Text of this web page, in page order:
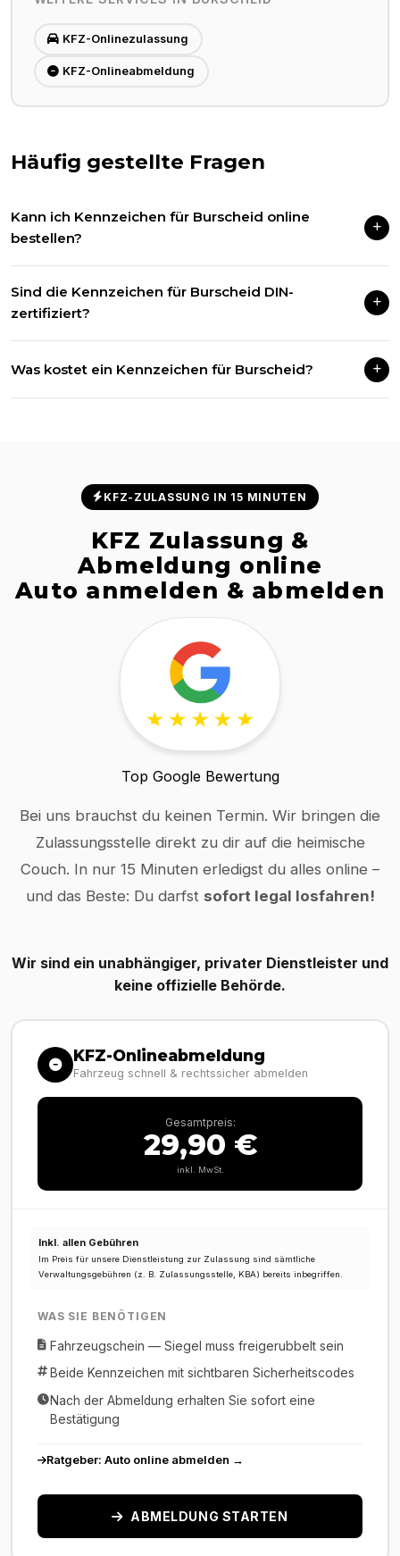
KFZ-Onlinezulassung
KFZ-Onlineabmeldung
Häufig gestellte Fragen
Kann ich Kennzeichen für Burscheid online
bestellen?
Zulassungsbezirke, inklusive Burscheid, per DHL in 1–3
Werktagen.
Sind die Kennzeichen für Burscheid DIN-
zertifiziert?
gültigen DIN-Norm und sind für alle deutschen
Zulassungsstellen zugelassen.
Was kostet ein Kennzeichen für Burscheid?
KFZ-ZULASSUNG IN 15 MINUTEN
KFZ Zulassung &
Abmeldung online
Auto anmelden & abmelden
Top Google Bewertung
Bei uns brauchst du keinen Termin. Wir bringen die
Zulassungsstelle direkt zu dir auf die heimische
Couch. In nur 15 Minuten erledigst du alles online –
und das Beste: Du darfst sofort legal losfahren!
Wir sind ein unabhängiger, privater Dienstleister und
keine offizielle Behörde.
KFZ-Onlineabmeldung
Fahrzeug schnell & rechtssicher abmelden
Gesamtpreis:
29,90 €
inkl. MwSt.
Inkl. allen Gebühren
Im Preis für unsere Dienstleistung zur Zulassung sind sämtliche
Verwaltungsgebühren (z. B. Zulassungsstelle, KBA) bereits inbegriffen.
WAS SIE BENÖTIGEN
Fahrzeugschein — Siegel muss freigerubbelt sein
Beide Kennzeichen mit sichtbaren Sicherheitscodes
Nach der Abmeldung erhalten Sie sofort eine
Bestätigung
Ratgeber: Auto online abmelden →
ABMELDUNG STARTEN